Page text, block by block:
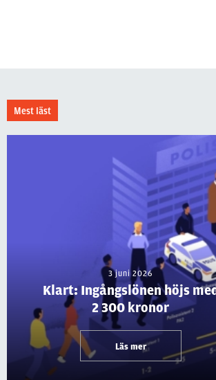
Mest läst
3 juni 2026
Klart: Ingångslönen höjs
2 300 kronor
Läs mer